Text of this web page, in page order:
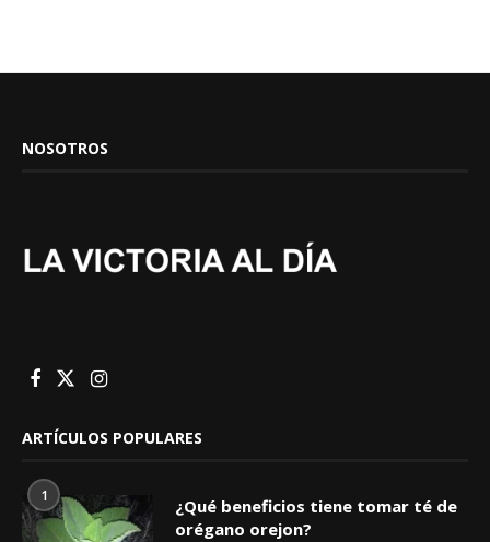
NOSOTROS
ARTÍCULOS POPULARES
1
¿Qué beneficios tiene tomar té de
orégano orejon?